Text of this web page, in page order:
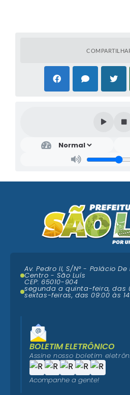
Av. Pedro II, S/N° - Palácio
Centro - São Luís
CEP: 65010-904
segunda a quinta-feira, das
sextas-feiras, das 09:00 às
BOLETIM ELETRÔNICO
Assine nosso boletim
Acompanhe a gente!